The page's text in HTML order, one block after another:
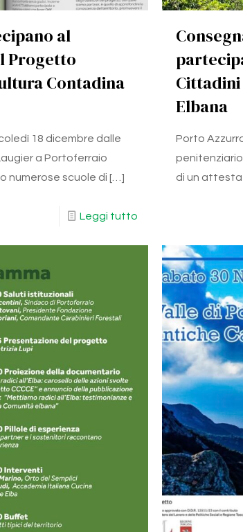
al
Progetto
Contadina
18 dicembre dalle
a Portoferraio
numerose scuole di […]
Leggi tutto
Elbana
Porto
di un